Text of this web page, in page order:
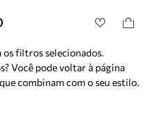
filtros selecionados.
Você pode voltar à página
combinam com o seu estilo.